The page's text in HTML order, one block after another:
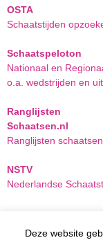
OSTA
Schaatstijden
Schaatspeloton
Nationaal en
o.a. wedstrijden en
Ranglijsten
Schaatsen.nl
Ranglijsten schaatsen
NSTV
Nederlandse
Copyright ©DKIJV –
Deze website